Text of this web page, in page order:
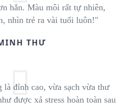
hẳn. Màu môi rất tự nhiên,
nhìn trẻ ra vài tuổi luôn!"
THƯ
là đỉnh cao, vừa sạch vừa thư
được xả stress hoàn toàn sau